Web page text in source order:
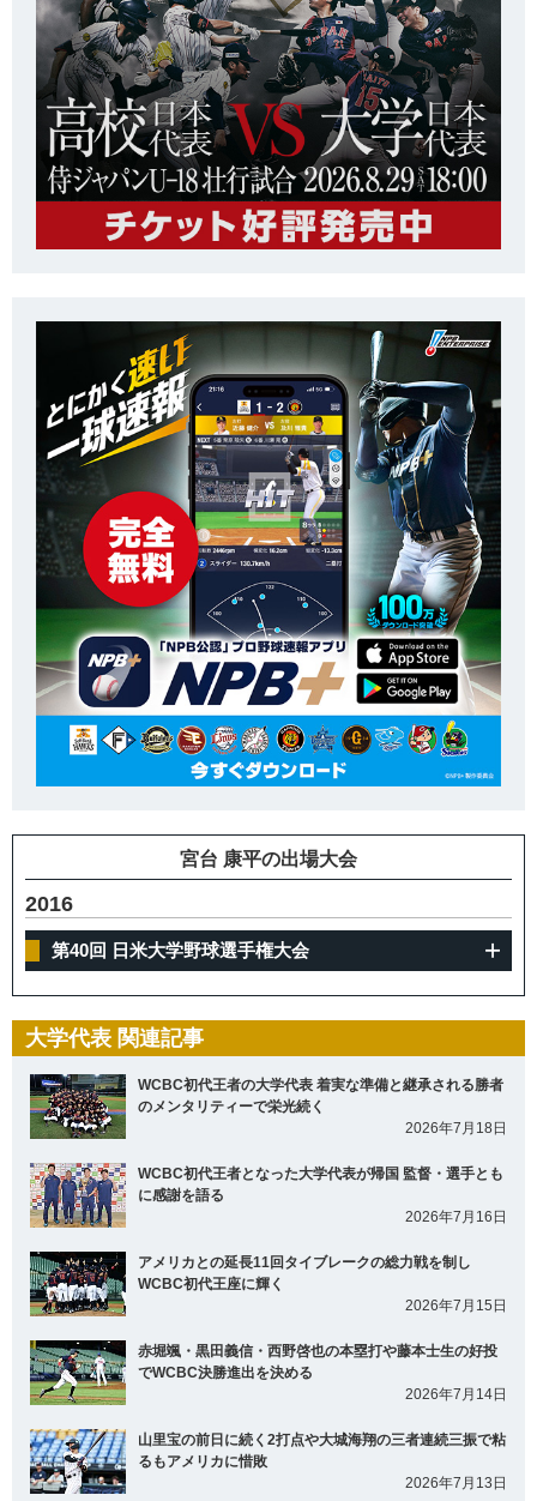
宮台 康平の出場大会
2016
第40回 日米大学野球選手権大会
大学代表 関連記事
WCBC初代王者の大学代表 着実な準備と継承される勝者
のメンタリティーで栄光続く
2026年7月18日
WCBC初代王者となった大学代表が帰国 監督・選手とも
に感謝を語る
2026年7月16日
アメリカとの延長11回タイブレークの総力戦を制し
WCBC初代王座に輝く
2026年7月15日
赤堀颯・黒田義信・西野啓也の本塁打や藤本士生の好投
でWCBC決勝進出を決める
2026年7月14日
山里宝の前日に続く2打点や大城海翔の三者連続三振で粘
るもアメリカに惜敗
2026年7月13日